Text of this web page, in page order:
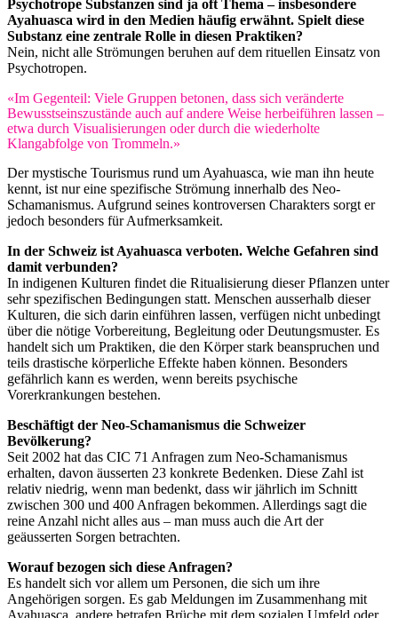
Psychotrope Substanzen sind ja oft Thema – insbesondere
Ayahuasca wird in den Medien häufig erwähnt. Spielt diese
Substanz eine zentrale Rolle in diesen Praktiken?
Nein, nicht alle Strömungen beruhen auf dem rituellen Einsatz von
Psychotropen.
«Im Gegenteil: Viele Gruppen betonen, dass sich veränderte
Bewusstseinszustände auch auf andere Weise herbeiführen lassen –
etwa durch Visualisierungen oder durch die wiederholte
Klangabfolge von Trommeln.»
Der mystische Tourismus rund um Ayahuasca, wie man ihn heute
kennt, ist nur eine spezifische Strömung innerhalb des Neo-
Schamanismus. Aufgrund seines kontroversen Charakters sorgt er
jedoch besonders für Aufmerksamkeit.
In der Schweiz ist Ayahuasca verboten. Welche Gefahren sind
damit verbunden?
In indigenen Kulturen findet die Ritualisierung dieser Pflanzen unter
sehr spezifischen Bedingungen statt. Menschen ausserhalb dieser
Kulturen, die sich darin einführen lassen, verfügen nicht unbedingt
über die nötige Vorbereitung, Begleitung oder Deutungsmuster. Es
handelt sich um Praktiken, die den Körper stark beanspruchen und
teils drastische körperliche Effekte haben können. Besonders
gefährlich kann es werden, wenn bereits psychische
Vorerkrankungen bestehen.
Beschäftigt der Neo-Schamanismus die Schweizer
Bevölkerung?
Seit 2002 hat das CIC 71 Anfragen zum Neo-Schamanismus
erhalten, davon äusserten 23 konkrete Bedenken. Diese Zahl ist
relativ niedrig, wenn man bedenkt, dass wir jährlich im Schnitt
zwischen 300 und 400 Anfragen bekommen. Allerdings sagt die
reine Anzahl nicht alles aus – man muss auch die Art der
geäusserten Sorgen betrachten.
Worauf bezogen sich diese Anfragen?
Es handelt sich vor allem um Personen, die sich um ihre
Angehörigen sorgen. Es gab Meldungen im Zusammenhang mit
Ayahuasca, andere betrafen Brüche mit dem sozialen Umfeld oder